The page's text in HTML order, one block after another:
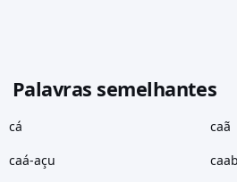
Palavras semelhantes
cá caã
caá-açu